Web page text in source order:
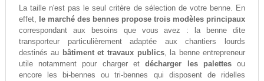
La taille n'est pas le seul critère de sélection de votre benne. En
effet, le marché des bennes propose trois modèles principaux
correspondant aux besoins que vous avez : la benne dite
transporteur particulièrement adaptée aux chantiers lourds
destinés au bâtiment et travaux publics, la benne entrepreneur
utile notamment pour charger etdécharger les palettesou
encore les bi-bennes ou tri-bennes qui disposent de ridelles